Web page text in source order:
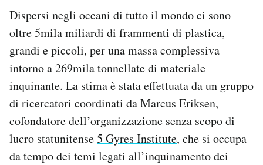
SHOP
AREA PERSONALE
Area Personale
Newsletter
Dispersi negli oceani di tutto il mondo ci sono
oltre 5mila miliardi di frammenti di plastica,
grandi e piccoli, per una massa complessiva
intorno a 269mila tonnellate di materiale
inquinante. La stima è stata effettuata da un gruppo
di ricercatori coordinati da Marcus Eriksen,
cofondatore dell’organizzazione senza scopo di
lucro statunitense5 Gyres Institute, che si occupa
da tempo dei temi legati all’inquinamento dei